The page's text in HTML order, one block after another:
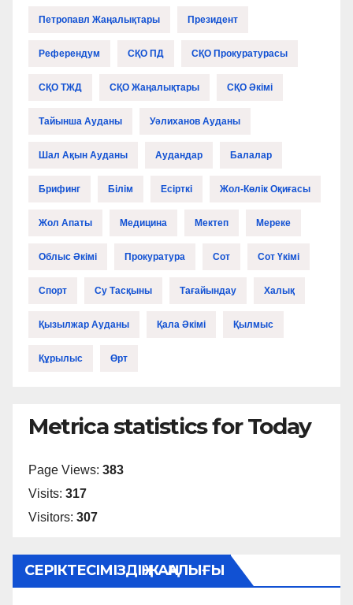
Петропавл Жаңалықтары Президент
Референдум СҚО ПД СҚО Прокуратурасы
СҚО ТЖД СҚО Жаңалықтары СҚО Әкімі
Тайынша Ауданы Уәлиханов Ауданы
Шал Ақын Ауданы Аудандар Балалар
Брифинг Білім Есірткі Жол-Көлік Оқиғасы
Жол Апаты Медицина Мектеп Мереке
Облыс Әкімі Прокуратура Сот Сот Үкімі
Спорт Су Тасқыны Тағайындау Халық
Қызылжар Ауданы Қала Әкімі Қылмыс
Құрылыс Өрт
Metrica statistics for Today
Page Views: 383
Visits: 317
Visitors: 307
СЕРІКТЕСІМІЗДІҢ ЖАҢАЛЫҒЫ